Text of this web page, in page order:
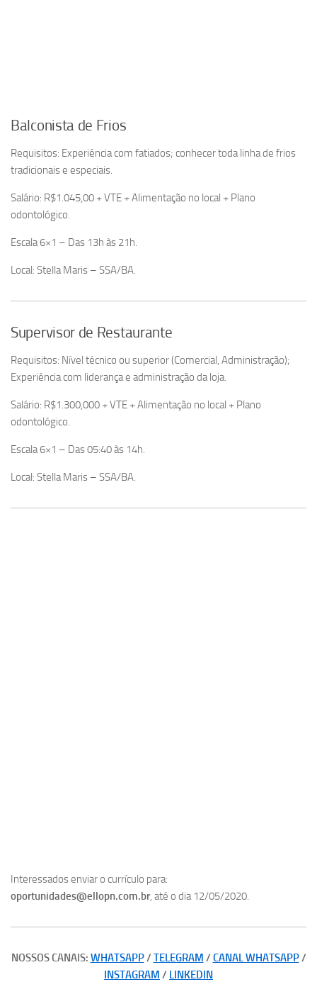
Balconista de Frios
Requisitos: Experiência com fatiados; conhecer toda linha de frios
tradicionais e especiais.
Salário: R$1.045,00 + VTE + Alimentação no local + Plano
odontológico.
Escala 6×1 – Das 13h às 21h.
Local: Stella Maris – SSA/BA.
Supervisor de Restaurante
Requisitos: Nível técnico ou superior (Comercial, Administração);
Experiência com liderança e administração da loja.
Salário: R$1.300,000 + VTE + Alimentação no local + Plano
odontológico.
Escala 6×1 – Das 05:40 às 14h.
Local: Stella Maris – SSA/BA.
Interessados enviar o currículo para:
oportunidades@ellopn.com.br, até o dia 12/05/2020.
NOSSOS CANAIS: WHATSAPP/ TELEGRAM / CANAL WHATSAPP/
INSTAGRAM / LINKEDIN